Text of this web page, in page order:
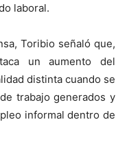
laboral.
Toribio señaló que,
un aumento del
distinta cuando se
trabajo generados y
informal dentro de